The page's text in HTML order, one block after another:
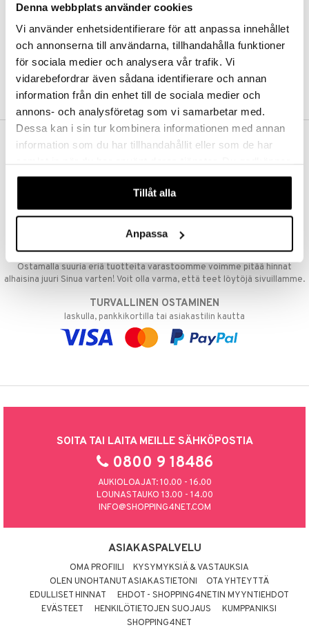
Denna webbplats använder cookies
Vi använder enhetsidentifierare för att anpassa innehållet
och annonserna till användarna, tillhandahålla funktioner
för sociala medier och analysera vår trafik. Vi
vidarebefordrar även sådana identifierare och annan
information från din enhet till de sociala medier och
annons- och analysföretag som vi samarbetar med.
Dessa kan i sin tur kombinera informationen med annan
information som du har tillhandahållit eller som de har
våra cookies vid fortsatt användande av vår webbplats.
Tillåt alla
Anpassa
tuotteen tai koko tilauksellesi joka ylittää 50 €.
Ennen kello 13.00 tehdyt tilaukset lähetetään normaalisti samana
päivänä
EDULLISET HINNAT
Ostamalla suuria eriä tuotteita varastoomme voimme pitää hinnat
alhaisina juuri Sinua varten! Voit olla varma, että teet löytöjä sivuillamme.
TURVALLINEN OSTAMINEN
laskulla, pankkikortilla tai asiakastilin kautta
SOITA TAI LAITA MEILLE SÄHKÖPOSTIA
0800 9 18486
AUKIOLOAJAT: 10.00 - 16.00
LOUNASTAUKO 13.00 - 14.00
INFO@SHOPPING4NET.COM
ASIAKASPALVELU
OMA PROFIILI
KYSYMYKSIÄ & VASTAUKSIA
OLEN UNOHTANUT ASIAKASTIETONI
OTA YHTEYTTÄ
EDULLISET HINNAT
EHDOT - SHOPPING4NETIN MYYNTIEHDOT
EVÄSTEET
HENKILÖTIETOJEN SUOJAUS
KUMPPANIKSI
SHOPPING4NET